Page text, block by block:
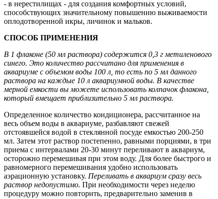
- в нерестилищах - для создания комфортных условий,
способствующих значительному повышению выживаемости
оплодотворенной икры, личинок и мальков.
СПОСОБ ПРИМЕНЕНИЯ
В 1 флаконе (50 мл раствора) содержится 0,3 г метиленового
синего. Это количество рассчитано для применения в
аквариуме с объемом воды 100 л, то есть по 5 мл данного
раствора на каждые 10 л аквариумной воды. В качестве
мерной емкости вы можете использовать колпачок флакона,
который вмещает приблизительно 5 мл раствора.
Определенное количество кондиционера, рассчитанное на
весь объем воды в аквариуме, разбавляют свежей
отстоявшейся водой в стеклянной посуде емкостью 200-250
мл. Затем этот раствор постепенно, равными порциями, в три
приема с интервалами 20-30 минут переливают в аквариум,
осторожно перемешивая при этом воду. Для более быстрого и
равномерного перемешивания удобно использовать
аэрационную установку. Переливать в аквариум сразу весь
раствор недопустимо. При необходимости через неделю
процедуру можно повторить, предварительно заменив в